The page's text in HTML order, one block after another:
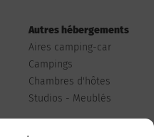
Autres hébergements
Aires camping-car
Campings
Chambres d'hôtes
Studios - Meublés